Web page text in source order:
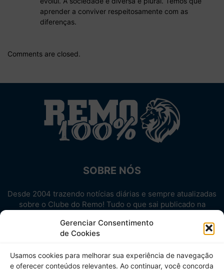
Gerenciar Consentimento
de Cookies
Usamos cookies para melhorar sua experiência de navegação
e oferecer conteúdos relevantes. Ao continuar, você concorda
aprender a conviver respeitosamente com as
diferenças.
Comments are closed.
SOBRE NÓS
Desde 2004 trazendo notícias diárias e sempre atualizadas
sobre o Clube do Remo! Tudo o que sai publicado na
Aproveite! Site não-oficial.
SIGA-NOS